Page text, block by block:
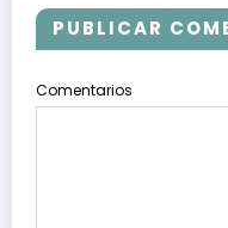
PUBLICAR
Comentarios